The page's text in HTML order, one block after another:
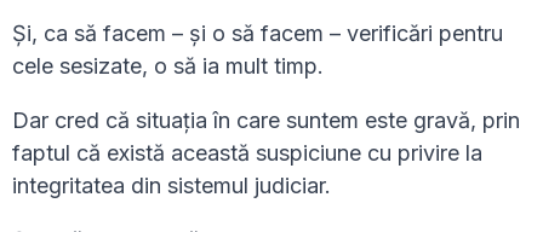
Și, ca să facem – și o să facem – verificări pentru
cele sesizate, o să ia mult timp.
Dar cred că situația în care suntem este gravă, prin
faptul că există această suspiciune cu privire la
integritatea din sistemul judiciar.